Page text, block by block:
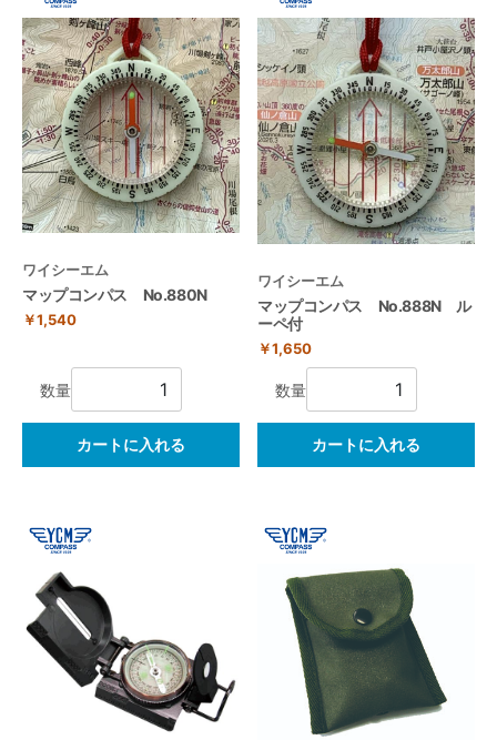
ワイシーエム
マップコンパス No.880N
￥1,540
数量
カートに入れる
ワイシーエム
マップコンパス No.888N ル
ーペ付
￥1,650
数量
カートに入れる